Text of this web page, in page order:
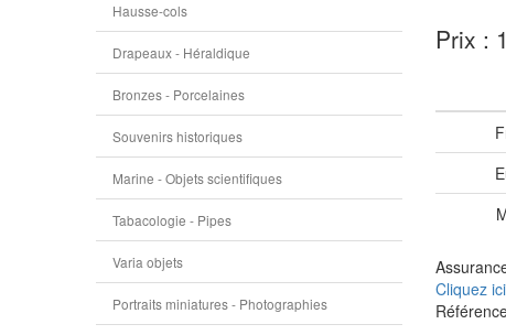
Hausse-cols
Drapeaux - Héraldique
Bronzes - Porcelaines
Souvenirs historiques
Marine - Objets scientifiques
Tabacologie - Pipes
Varia objets
Portraits miniatures - Photographies
Prix :
Cliquez